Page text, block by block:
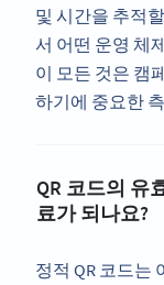
및 시간을 추적
서 어떤 운영 체
이 모든 것은 캠
하기에 중요한
QR 코드의 유
료가 되나요?
정적 QR 코드는